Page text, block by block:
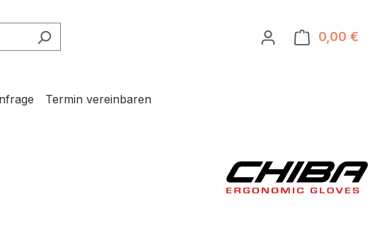
0,00 €
Termin vereinbaren